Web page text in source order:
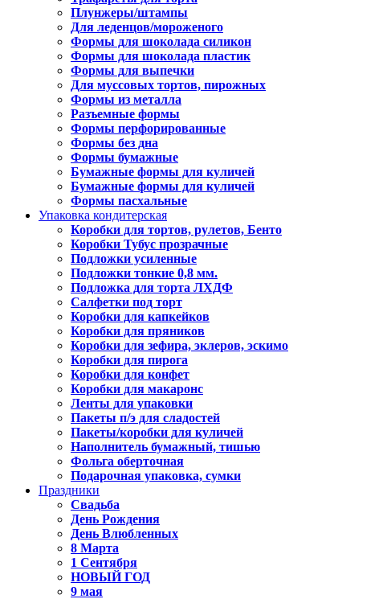
Плунжеры/штампы
Для леденцов/мороженого
Формы для шоколада силикон
Формы для шоколада пластик
Формы для выпечки
Для муссовых тортов, пирожных
Формы из металла
Разъемные формы
Формы перфорированные
Формы без дна
Формы бумажные
Бумажные формы для куличей
Бумажные формы для куличей
Формы пасхальные
Упаковка кондитерская
Коробки для тортов, рулетов, Бенто
Коробки Тубус прозрачные
Подложки усиленные
Подложки тонкие 0,8 мм.
Подложка для торта ЛХДФ
Салфетки под торт
Коробки для капкейков
Коробки для пряников
Коробки для зефира, эклеров, эскимо
Коробки для пирога
Коробки для конфет
Коробки для макаронс
Ленты для упаковки
Пакеты п/э для сладостей
Пакеты/коробки для куличей
Наполнитель бумажный, тишью
Фольга оберточная
Подарочная упаковка, сумки
Праздники
Свадьба
День Рождения
День Влюбленных
8 Марта
1 Сентября
НОВЫЙ ГОД
9 мая